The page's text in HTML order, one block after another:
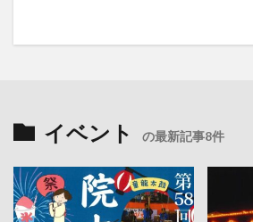
イベント の最新記事8件